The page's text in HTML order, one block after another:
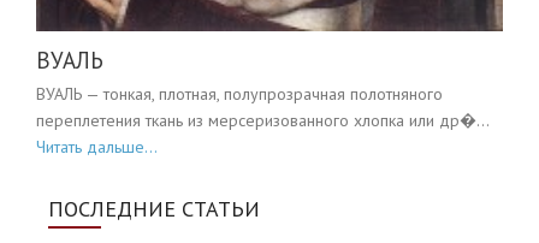
ВУАЛЬ
ВУАЛЬ — тонкая, плотная, полупрозрачная полотняного
переплетения ткань из мерсеризованного хлопка или др�...
Читать дальше...
ПОСЛЕДНИЕ СТАТЬИ